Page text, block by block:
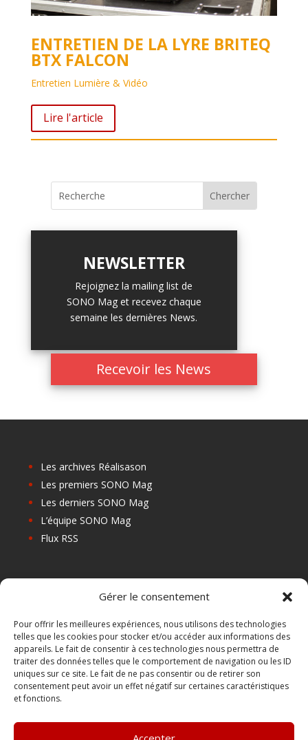
Gérer le consentement
Pour offrir les meilleures expériences, nous utilisons des technologies
telles que les cookies pour stocker et/ou accéder aux informations des
appareils. Le fait de consentir à ces technologies nous permettra de
traiter des données telles que le comportement de navigation ou les ID
uniques sur ce site. Le fait de ne pas consentir ou de retirer son
consentement peut avoir un effet négatif sur certaines caractéristiques
et fonctions.
ENTRETIEN DE LA LYRE BRITEQ
BTX FALCON
Entretien Lumière & Vidéo
Lire l'article
NEWSLETTER
Rejoignez la mailing list de
SONO Mag et recevez chaque
semaine les dernières News.
Recevoir les News
Les archives Réalisason
Les premiers SONO Mag
Les derniers SONO Mag
L’équipe SONO Mag
Flux RSS
Les Centres de Formation
Les Points Relais
Localiser Point Relais
Mon Compte
FAQ
Contact